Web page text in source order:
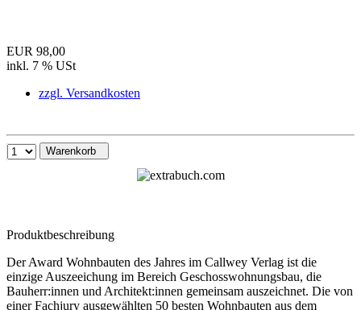
EUR 98,00
inkl. 7 % USt
zzgl. Versandkosten
Warenkorb
Produktbeschreibung
Der Award Wohnbauten des Jahres im Callwey Verlag ist die
einzige Auszeeichung im Bereich Geschosswohnungsbau, die
Bauherr:innen und Architekt:innen gemeinsam auszeichnet. Die von
einer Fachjury ausgewählten 50 besten Wohnbauten aus dem